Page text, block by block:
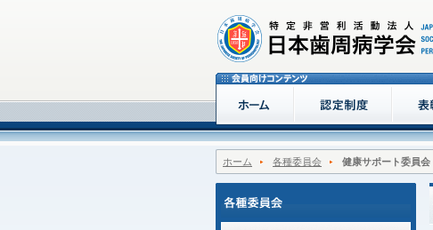
ホーム 各種委員会 健康サポート委員会